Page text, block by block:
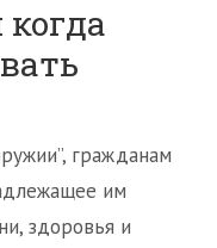
гражданам
им
здоровья и